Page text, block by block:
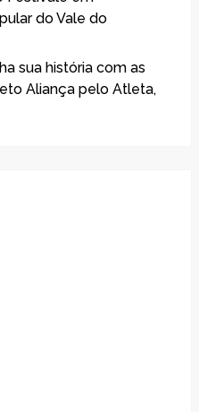
do Vale do
sua história com as
Aliança pelo Atleta,